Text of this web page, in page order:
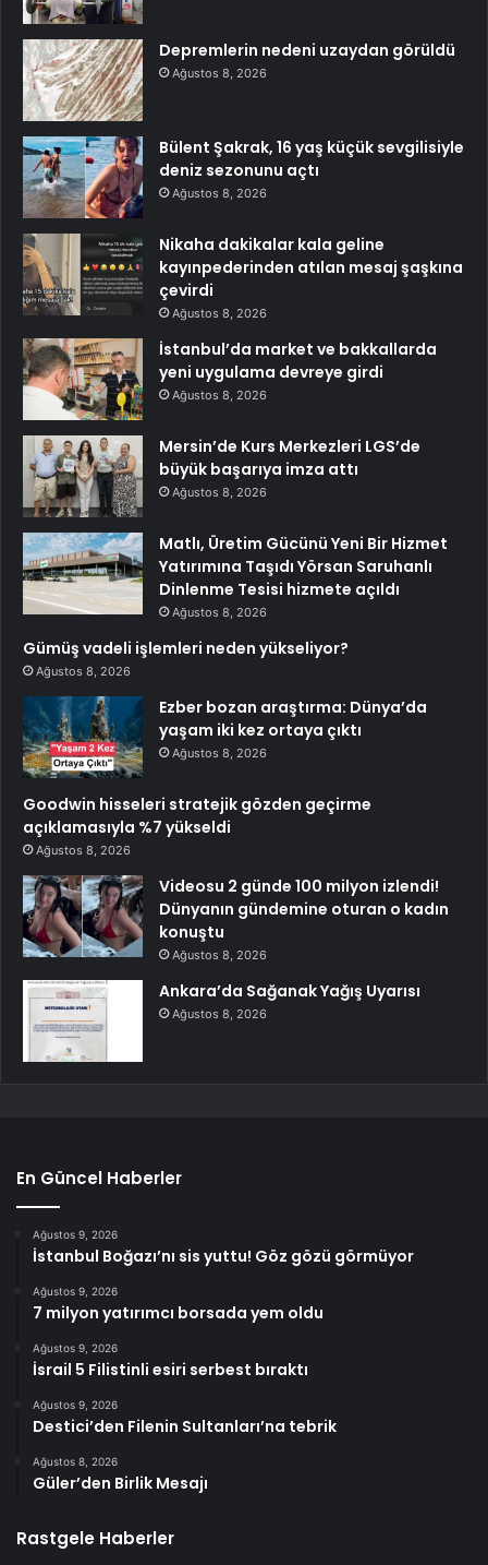
Depremlerin nedeni uzaydan görüldü
Ağustos 8, 2026
Bülent Şakrak, 16 yaş küçük sevgilisiyle
deniz sezonunu açtı
Ağustos 8, 2026
Nikaha dakikalar kala geline
kayınpederinden atılan mesaj şaşkına
çevirdi
Ağustos 8, 2026
İstanbul’da market ve bakkallarda
yeni uygulama devreye girdi
Ağustos 8, 2026
Mersin’de Kurs Merkezleri LGS’de
büyük başarıya imza attı
Ağustos 8, 2026
Matlı, Üretim Gücünü Yeni Bir Hizmet
Yatırımına Taşıdı Yörsan Saruhanlı
Dinlenme Tesisi hizmete açıldı
Ağustos 8, 2026
Gümüş vadeli işlemleri neden yükseliyor?
Ağustos 8, 2026
Ezber bozan araştırma: Dünya’da
yaşam iki kez ortaya çıktı
Ağustos 8, 2026
Goodwin hisseleri stratejik gözden geçirme
açıklamasıyla %7 yükseldi
Ağustos 8, 2026
Videosu 2 günde 100 milyon izlendi!
Dünyanın gündemine oturan o kadın
konuştu
Ağustos 8, 2026
Ankara’da Sağanak Yağış Uyarısı
Ağustos 8, 2026
En Güncel Haberler
Ağustos 9, 2026
İstanbul Boğazı’nı sis yuttu! Göz gözü görmüyor
Ağustos 9, 2026
7 milyon yatırımcı borsada yem oldu
Ağustos 9, 2026
İsrail 5 Filistinli esiri serbest bıraktı
Ağustos 9, 2026
Destici’den Filenin Sultanları’na tebrik
Ağustos 8, 2026
Güler’den Birlik Mesajı
Rastgele Haberler